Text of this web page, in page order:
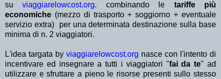
suviaggiarelowcost.org. combinando le tariffe più
economiche (mezzo di trasporto + soggiorno + eventuale
servizio extra)
per una determinata destinazione sulla base
minima di n. 2 viaggiatori.
L'idea targata by viaggiarelowcost.org nasce con l'intento di
incentivare ed insegnare a tutti i viaggiatori "fai da te" ad
utilizzare e sfruttare a pieno le risorse presenti sullo stesso